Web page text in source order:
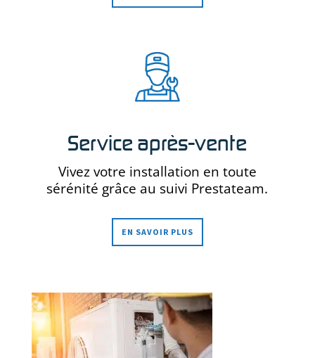
Service après-vente
Vivez votre installation en toute
sérénité grâce au suivi Prestateam.
EN SAVOIR PLUS